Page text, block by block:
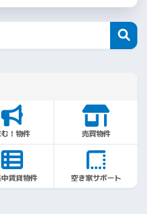
！物件 売買物件
賃貸物件 空き家サポート